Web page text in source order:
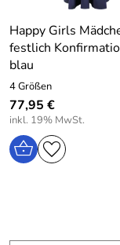
Happy Girls
festlich
blau
4 Größen
77,95 €
inkl. 19% MwSt.